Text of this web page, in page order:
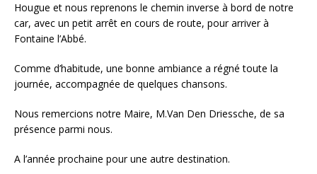
Hougue et nous reprenons le chemin inverse à bord de notre
car, avec un petit arrêt en cours de route, pour arriver à
Fontaine l’Abbé.
Comme d’habitude, une bonne ambiance a régné toute la
journée, accompagnée de quelques chansons.
Nous remercions notre Maire, M.Van Den Driessche, de sa
présence parmi nous.
A l’année prochaine pour une autre destination.